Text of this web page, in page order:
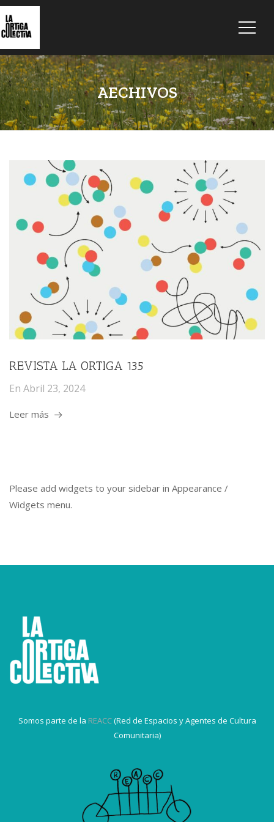
AECHIVOS
REVISTA LA ORTIGA 135
En Abril 23, 2024
Leer más
Please add widgets to your sidebar in Appearance /
Widgets menu.
Somos parte de la REACC(Red de Espacios y Agentes de Cultura
Comunitaria)